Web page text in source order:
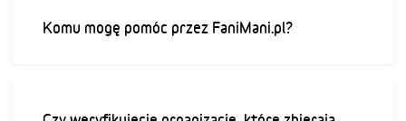
Komu mogę pomóc przez FaniMani.pl?